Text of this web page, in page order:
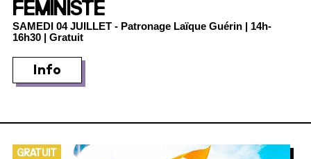
FÉMINISTE
SAMEDI 04 JUILLET - Patronage Laïque Guérin | 14h-
16h30 | Gratuit
Info
GRATUIT